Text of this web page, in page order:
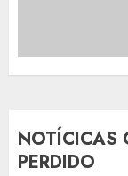
NOTÍCICAS
PERDIDO